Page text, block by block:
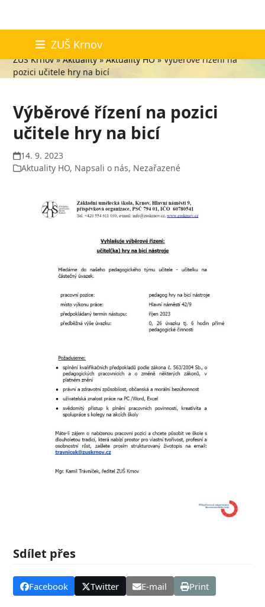
content
ZUŠ Krnov
Aktuality
ZUŠ Krnov»Aktuality»Aktuality HO»Výběrové řízení na
pozici učitele hry na bicí
Výběrové řízení na pozici
učitele hry na bicí
14. 9. 2023
Aktuality HO, Napsali o nás, Nezařazené
Sdílet přes
Facebook Twitter E-mail Print